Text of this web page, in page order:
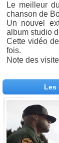
Le meilleur
chanson de
Un nouvel
album studio
Cette vidéo
fois.
Note des
Les